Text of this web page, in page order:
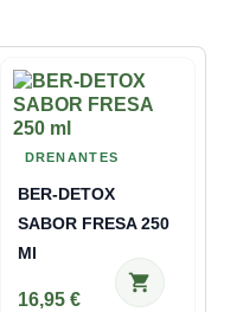
DRENANTES
BER-DETOX
SABOR FRESA 250
Ml
16,95 €
shopping_cart